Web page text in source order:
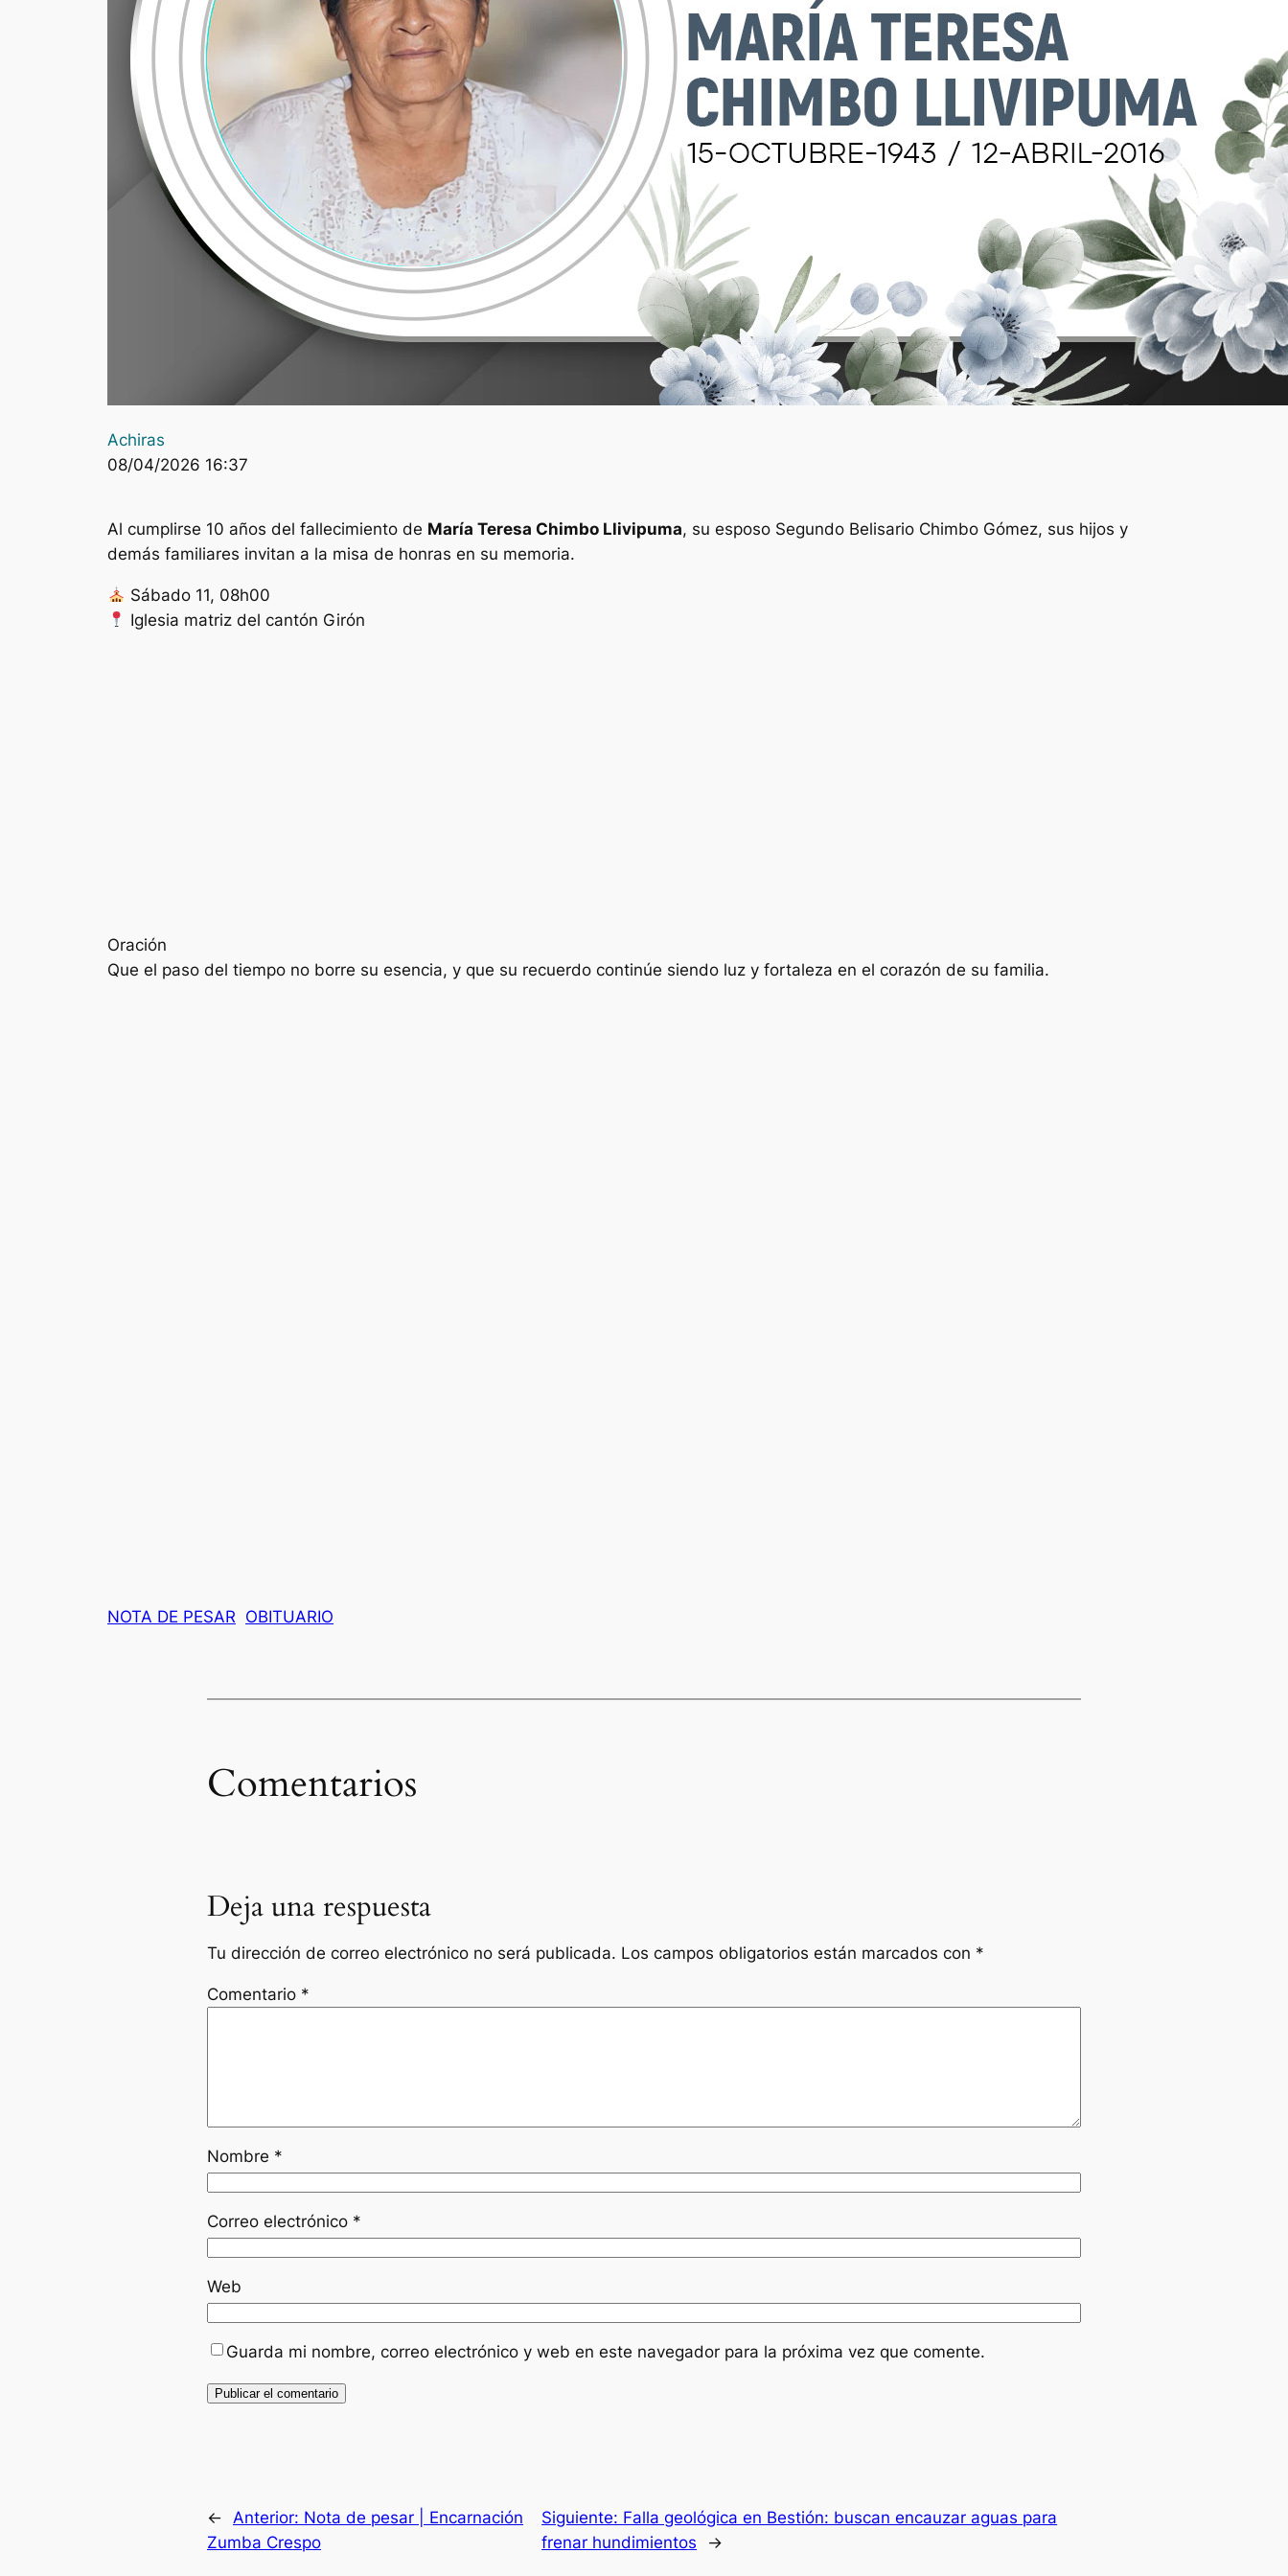
Achiras
08/04/2026 16:37
Al cumplirse 10 años del fallecimiento de María Teresa Chimbo Llivipuma, su esposo Segundo Belisario Chimbo Gómez, sus hijos y
demás familiares invitan a la misa de honras en su memoria.
Sábado 11, 08h00
Iglesia matriz del cantón Girón
Oración
Que el paso del tiempo no borre su esencia, y que su recuerdo continúe siendo luz y fortaleza en el corazón de su familia.
NOTA DE PESAR OBITUARIO
Comentarios
Deja una respuesta
Tu dirección de correo electrónico no será publicada. Los campos obligatorios están marcados con *
Comentario *
Nombre *
Correo electrónico *
Web
Guarda mi nombre, correo electrónico y web en este navegador para la próxima vez que comente.
← Anterior: Nota de pesar | Encarnación
Zumba Crespo
Siguiente: Falla geológica en Bestión: buscan encauzar aguas para
frenar hundimientos
→